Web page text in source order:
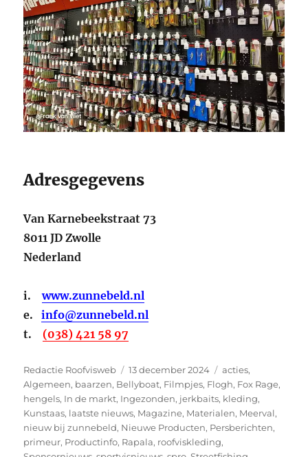
Adresgegevens
Van Karnebeekstraat 73
8011 JD Zwolle
Nederland
i.
www.zunnebeld.nl
e.
info@zunnebeld.nl
t.
(038) 421 58 97
Auteur
Redactie Roofvisweb
Geplaatst
op
13 december 2024 Categorieën
acties,
Algemeen, baarzen, Bellyboat, Filmpjes, Flogh, Fox Rage,
hengels, In de markt, Ingezonden, jerkbaits, kleding,
Kunstaas, laatste nieuws, Magazine, Materialen, Meerval,
nieuw bij zunnebeld, Nieuwe Producten, Persberichten,
primeur, Productinfo, Rapala, roofviskleding,